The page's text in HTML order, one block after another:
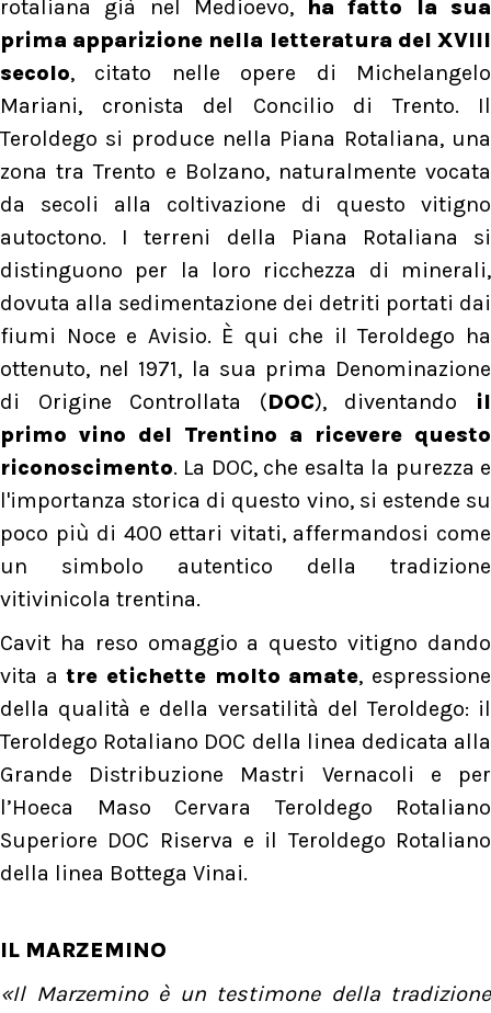
rotaliana già nel Medioevo,
ha fatto la sua
prima apparizione nella letteratura del XVIII
secolo, citato nelle opere di Michelangelo
Mariani, cronista del Concilio di Trento. Il
Teroldego si produce nella Piana Rotaliana, una
zona tra Trento e Bolzano, naturalmente vocata
da secoli alla coltivazione di questo vitigno
autoctono. I terreni della Piana Rotaliana si
distinguono per la loro ricchezza di minerali,
dovuta alla sedimentazione dei detriti portati dai
fiumi Noce e Avisio. È qui che il Teroldego ha
ottenuto, nel 1971, la sua prima Denominazione
di Origine Controllata (DOC), diventando il
primo vino del Trentino a ricevere questo
riconoscimento. La DOC, che esalta la purezza e
l'importanza storica di questo vino, si estende su
poco più di 400 ettari vitati, affermandosi come
un simbolo autentico della tradizione
vitivinicola trentina.
Cavit ha reso omaggio a questo vitigno dando
vita atre etichette molto amate, espressione
della qualità e della versatilità del Teroldego: il
Teroldego Rotaliano DOC della linea dedicata alla
Grande Distribuzione Mastri Vernacoli e per
l’Hoeca Maso Cervara Teroldego Rotaliano
Superiore DOC Riserva e il Teroldego Rotaliano
della linea Bottega Vinai.
IL MARZEMINO
«Il Marzemino è un testimone della tradizione